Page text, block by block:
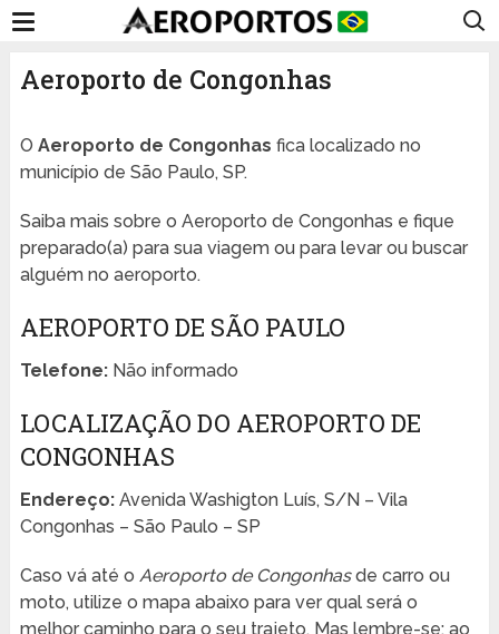
Aeroporto de Congonhas
O Aeroporto de Congonhas fica localizado no
município de São Paulo, SP.
Saiba mais sobre o Aeroporto de Congonhas e fique
preparado(a) para sua viagem ou para levar ou buscar
alguém no aeroporto.
AEROPORTO DE SÃO PAULO
Telefone:Não informado
LOCALIZAÇÃO DO AEROPORTO DE
CONGONHAS
Endereço:Avenida Washigton Luís, S/N – Vila
Congonhas – São Paulo – SP
Caso vá até o Aeroporto de Congonhasde carro ou
moto, utilize o mapa abaixo para ver qual será o
melhor caminho para o seu trajeto. Mas lembre-se: ao